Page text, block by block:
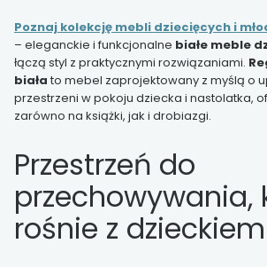
Poznaj kolekcję mebli dziecięcych i
– eleganckie i funkcjonalne białe meble
łączą styl z praktycznymi rozwiązaniami.
biała to mebel zaprojektowany z myślą o
przestrzeni w pokoju dziecka i nastolatka,
zarówno na książki, jak i drobiazgi.
Przestrzeń do
przechowywania,
rośnie z dzieckiem